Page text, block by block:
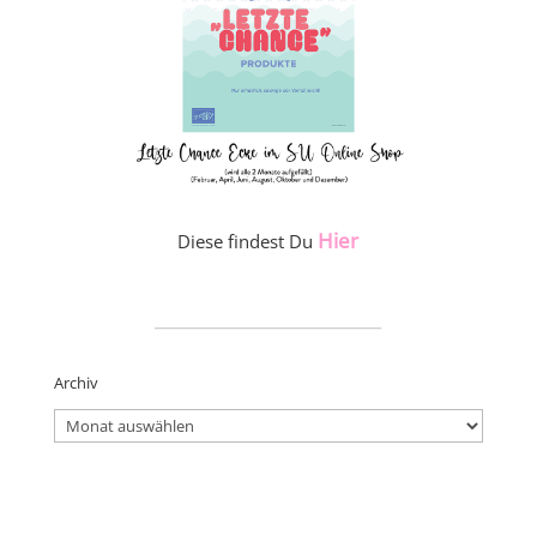
Diese findest Du Hier
Archiv
Archiv